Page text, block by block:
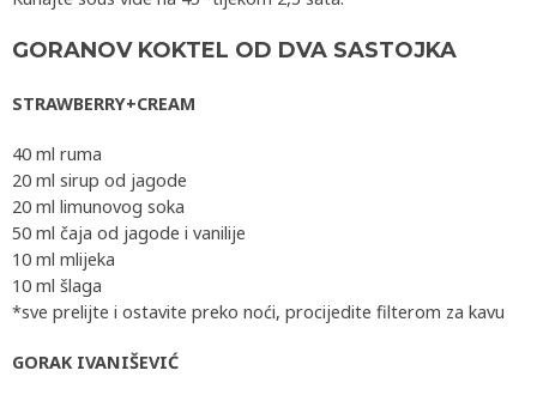
GORANOV KOKTEL OD DVA SASTOJKA
STRAWBERRY+CREAM
40 ml ruma
20 ml sirup od jagode
20 ml limunovog soka
50 ml čaja od jagode i vanilije
10 ml mlijeka
10 ml šlaga
*sve prelijte i ostavite preko noći, procijedite filterom za kavu
GORAK IVANIŠEVIĆ